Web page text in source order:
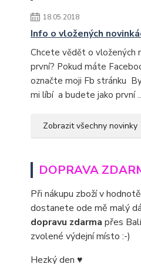
18.05.2018
Info o vložených
Chcete vědět o vložených
první? Pokud máte
označte moji Fb stránku
mi líbí a budete jako první
Zobrazit všechny novinky
DOPRAVA
Při nákupu zboží v
dostanete ode mě malý
dopravu zdarma přes
zvolené výdejní místo :-)
Hezký den ♥